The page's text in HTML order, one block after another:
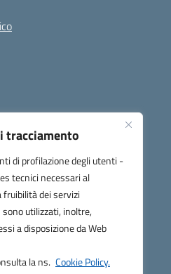
tracciamento
di profilazione degli utenti -
tecnici necessari al
dei servizi
utilizzati, inoltre,
a disposizione da Web
la ns. Cookie Policy.